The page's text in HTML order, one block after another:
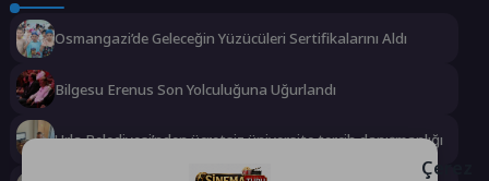
Osmangazi’de Geleceğin Yüzücüleri Sertifikalarını Aldı
Bilgesu Erenus Son Yolculuğuna Uğurlandı
Urla Belediyesi’nden ücretsiz üniversite tercih danışmanlığı
Çerez